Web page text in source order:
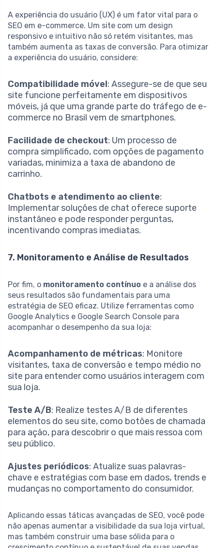
A experiência do usuário (UX) é um fator vital para o
SEO em e-commerce. Um site com um design
responsivo e intuitivo não só retém visitantes, mas
também aumenta as taxas de conversão. Para otimizar
a experiência do usuário, considere:
Compatibilidade móvel: Assegure-se de que seu
site funcione perfeitamente em dispositivos
móveis, já que uma grande parte do tráfego de e-
commerce no Brasil vem de smartphones.
Facilidade de checkout: Um processo de
compra simplificado, com opções de pagamento
variadas, minimiza a taxa de abandono de
carrinho.
Chatbots e atendimento ao cliente:
Implementar soluções de chat oferece suporte
instantâneo e pode responder perguntas,
incentivando compras imediatas.
7. Monitoramento e Análise de Resultados
Por fim, o monitoramento contínuo e a análise dos
seus resultados são fundamentais para uma
estratégia de SEO eficaz. Utilize ferramentas como
Google Analytics e Google Search Console para
acompanhar o desempenho da sua loja:
Acompanhamento de métricas: Monitore
visitantes, taxa de conversão e tempo médio no
site para entender como usuários interagem com
sua loja.
Teste A/B: Realize testes A/B de diferentes
elementos do seu site, como botões de chamada
para ação, para descobrir o que mais ressoa com
seu público.
Ajustes periódicos: Atualize suas palavras-
chave e estratégias com base em dados, trends e
mudanças no comportamento do consumidor.
Aplicando essas táticas avançadas de SEO, você pode
não apenas aumentar a visibilidade da sua loja virtual,
mas também construir uma base sólida para o